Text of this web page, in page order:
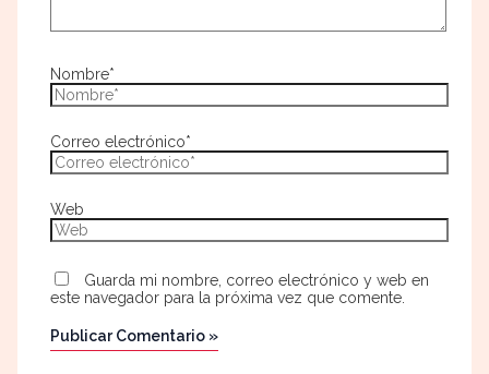
Nombre*
Correo electrónico*
Web
Guarda mi nombre, correo electrónico y web en
este navegador para la próxima vez que comente.